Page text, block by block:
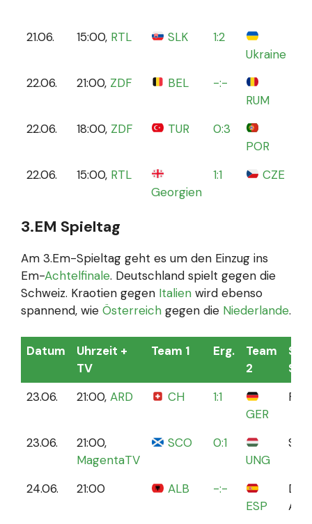
21.06. 15:00, RTL SLK
1:2
Ukraine
22.06.
21:00, ZDF BEL
-:-
RUM
22.06.
18:00, ZDF TUR
0:3
POR
22.06.
15:00, RTL
Georgien
1:1 CZE
3.EM Spieltag
Am 3.Em-Spieltag geht es um den Einzug ins
Em-Achtelfinale. Deutschland spielt gegen die
Schweiz. Kraotien gegen Italien wird ebenso
spannend, wie Österreich gegen die Niederlande.
Datum
Uhrzeit +
TV
Team 1 Erg.
Team
2
23.06.
21:00, ARD CH
1:1
GER
23.06.
21:00,
MagentaTV
SCO
0:1
UNG
24.06. 21:00 ALB
-:-
ESP